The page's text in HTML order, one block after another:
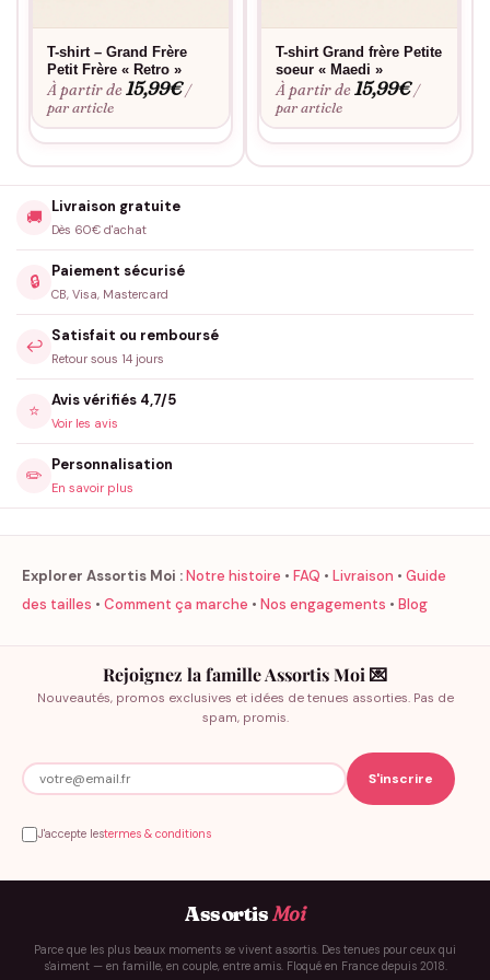
T-shirt – Grand Frère
Petit Frère « Retro »
À partir de15,99€ /
par article
T-shirt Grand frère Petite
soeur « Maedi »
À partir de15,99€ /
par article
🚚
Livraison gratuite
Dès 60€ d'achat
🔒
Paiement sécurisé
CB, Visa, Mastercard
↩️
Satisfait ou remboursé
Retour sous 14 jours
⭐
Avis vérifiés 4,7/5
Voir les avis
✏️
Personnalisation
En savoir plus
Explorer Assortis Moi :Notre histoire • FAQ • Livraison • Guide
des tailles • Comment ça marche • Nos engagements • Blog
Rejoignez la famille Assortis Moi 💌
Nouveautés, promos exclusives et idées de tenues assorties. Pas de
spam, promis.
J'accepte lestermes & conditions
AssortisMoi
Parce que les plus beaux moments se vivent assortis. Des tenues pour ceux qui
s'aiment — en famille, en couple, entre amis. Floqué en France depuis 2018.